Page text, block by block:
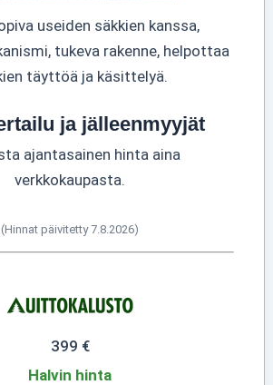
useiden säkkien kanssa,
tukeva rakenne, helpottaa
täyttöä ja käsittelyä.
ja jälleenmyyjät
ajantasainen hinta aina
verkkokaupasta.
(Hinnat päivitetty 7.8.2026)
399 €
Halvin hinta